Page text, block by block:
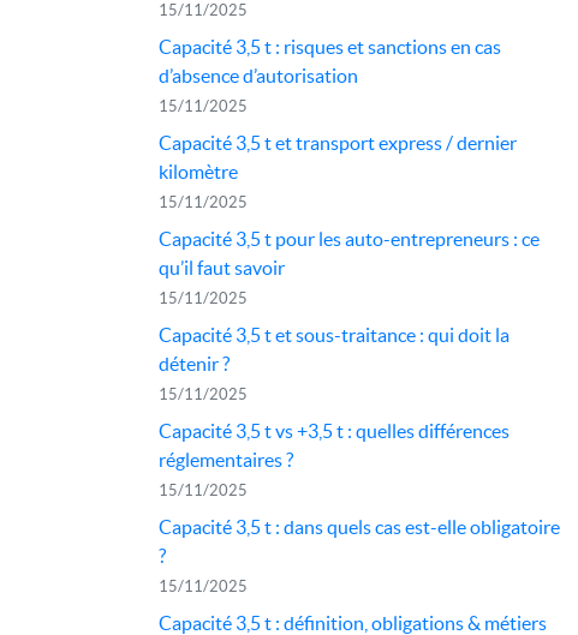
15/11/2025
Capacité 3,5 t : risques et sanctions en cas
d’absence d’autorisation
15/11/2025
Capacité 3,5 t et transport express / dernier
kilomètre
15/11/2025
Capacité 3,5 t pour les auto-entrepreneurs : ce
qu’il faut savoir
15/11/2025
Capacité 3,5 t et sous-traitance : qui doit la
détenir ?
15/11/2025
Capacité 3,5 t vs +3,5 t : quelles différences
réglementaires ?
15/11/2025
Capacité 3,5 t : dans quels cas est-elle obligatoire
?
15/11/2025
Capacité 3,5 t : définition, obligations & métiers